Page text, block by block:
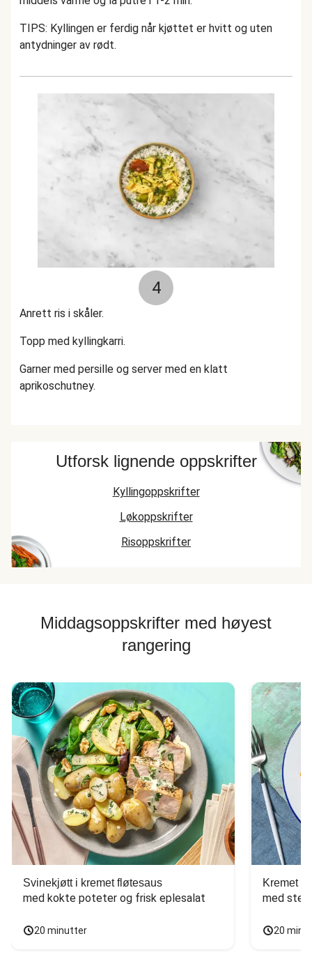
TIPS: Kyllingen er ferdig når kjøttet er hvitt og uten
antydninger av rødt.
4
Anrett ris i skåler.
Topp med kyllingkarri.
Garner med persille og server med en klatt
aprikoschutney.
Utforsk lignende oppskrifter
Kyllingoppskrifter
Løkoppskrifter
Risoppskrifter
Middagsoppskrifter med høyest
rangering
Svinekjøtt i kremet fløtesaus
med kokte poteter og frisk eplesalat
20 minutter
Kremet
med
20